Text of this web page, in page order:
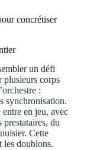
concrétiser
un défi
plusieurs corps
:
synchronisation.
entre en jeu, avec
du
Cette
les doublons.